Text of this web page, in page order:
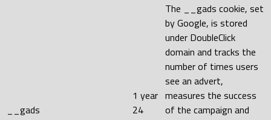
__gads
1 year
24
The __gads cookie, set
by Google, is stored
under DoubleClick
domain and tracks the
number of times users
see an advert,
measures the success
of the campaign and